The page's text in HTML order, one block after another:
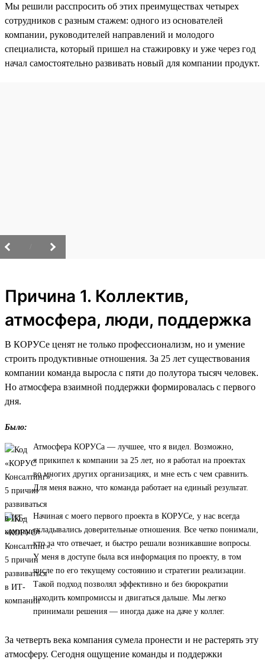
Мы решили расспросить об этих преимуществах четырех
сотрудников с разным стажем: одного из основателей
компании, руководителей направлений и молодого
специалиста, который пришел на стажировку и уже через год
начал самостоятельно развивать новый для компании продукт.
Причина 1. Коллектив,
атмосфера, люди, поддержка
В КОРУСе ценят не только профессионализм, но и умение
строить продуктивные отношения. За 25 лет существования
компании команда выросла с пяти до полутора тысяч человек.
Но атмосфера взаимной поддержки формировалась с первого
дня.
Было:
Атмосфера КОРУСа — лучшее, что я видел. Возможно,
я прикипел к компании за 25 лет, но я работал на проектах
во многих других организациях, и мне есть с чем сравнить.
Для меня важно, что команда работает на единый результат.
Начиная с моего первого проекта в КОРУСе, у нас всегда
складывались доверительные отношения. Все четко понимали,
кто за что отвечает, и быстро решали возникавшие вопросы.
У меня в доступе была вся информация по проекту, в том
числе по его текущему состоянию и стратегии реализации.
Такой подход позволял эффективно и без бюрократии
находить компромиссы и двигаться дальше. Мы легко
принимали решения — иногда даже на даче у коллег.
За четверть века компания сумела пронести и не растерять эту
атмосферу. Сегодня ощущение команды и поддержки